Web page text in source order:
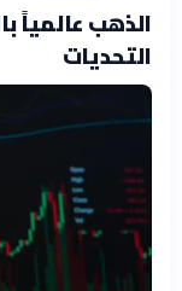
الذهب عالمياً
التحديات